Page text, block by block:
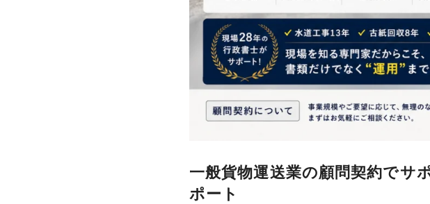
一般貨物運送業の顧問契約でサ
ポート